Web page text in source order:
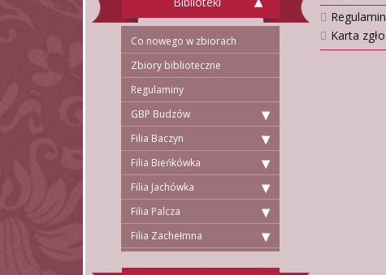
Co nowego w zbiorach
Zbiory biblioteczne
Regulaminy
GBP Budzów
Filia Baczyn
Filia Bieńkówka
Filia Jachówka
Filia Palcza
Filia Zachełmna
Karta